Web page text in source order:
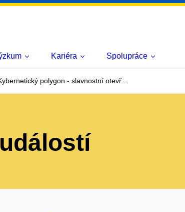
Kariéra Spolupráce
polygon - slavnostní otevř…